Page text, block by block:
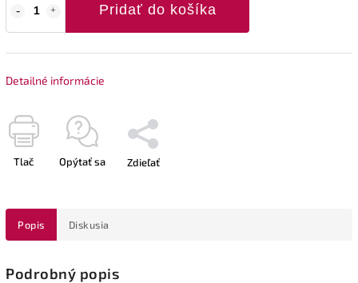
Pridať do košíka
Detailné informácie
Tlač Opýtať sa Zdieľať
Popis Diskusia
Podrobný popis